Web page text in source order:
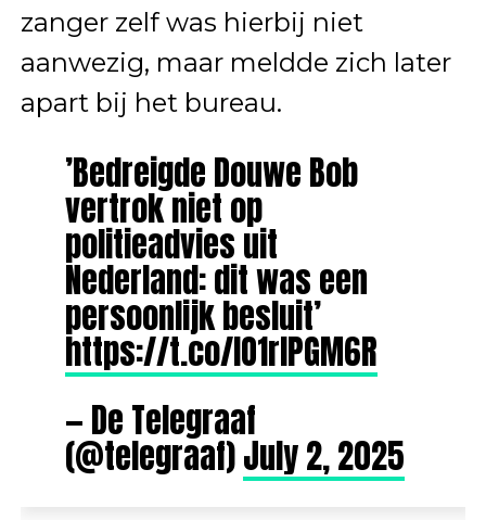
zanger zelf was hierbij niet
aanwezig, maar meldde zich later
apart bij het bureau.
’Bedreigde Douwe Bob
vertrok niet op
politieadvies uit
Nederland: dit was een
persoonlijk besluit’
https://t.co/lO1rlPGM6R
— De Telegraaf
(@telegraaf)July 2, 2025